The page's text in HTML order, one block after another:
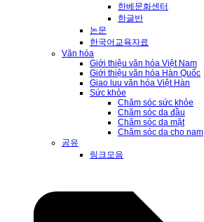
한베문화센터
한글반
논문
한국어교육자료
Văn hóa
Giới thiệu văn hóa Việt Nam
Giới thiệu văn hóa Hàn Quốc
Giao luu văn hóa Việt Hàn
Sức khỏe
Chăm sóc sức khỏe
Chăm sóc da đầu
Chăm sóc da mặt
Chăm sóc da cho nam
공유
링크모음